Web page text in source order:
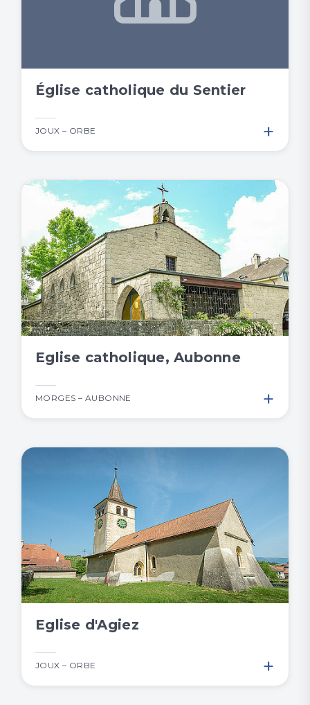
Église catholique du Sentier
JOUX – ORBE +
Eglise catholique, Aubonne
MORGES – AUBONNE +
Eglise d'Agiez
JOUX – ORBE +